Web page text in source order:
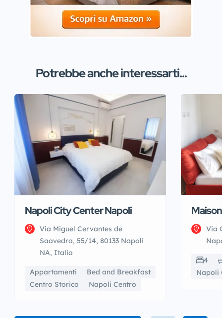
Potrebbe anche interessarti...
Napoli City Center Napoli
Via Miguel Cervantes de
Saavedra, 55/14, 80133 Napoli
NA, Italia
Appartamenti
Bed and Breakfast
Centro Storico
Napoli Centro
Via
4
Napoli